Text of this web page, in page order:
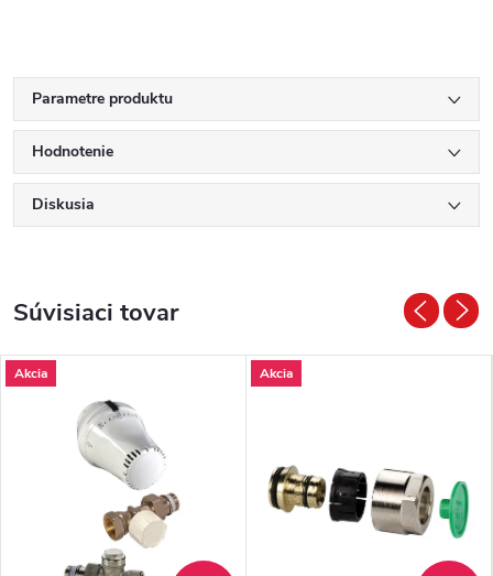
Parametre produktu
Hodnotenie
Diskusia
Súvisiaci tovar
Akcia Akcia